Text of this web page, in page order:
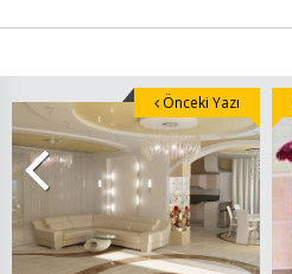
Önceki Yazı